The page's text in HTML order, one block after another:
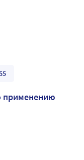
применению